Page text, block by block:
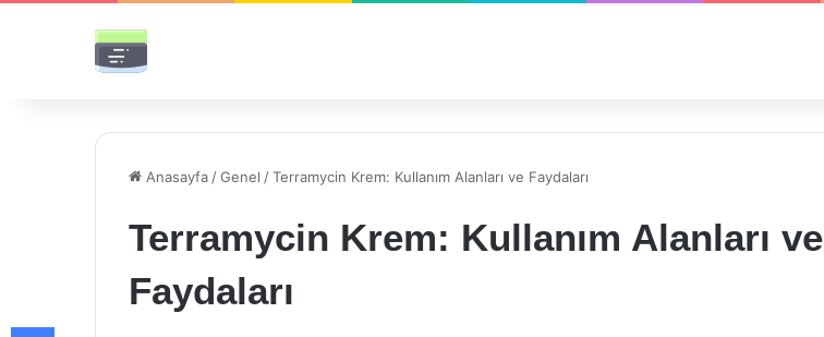
Anasayfa /Genel /Terramycin Krem: Kullanım Alanları ve Faydaları
Terramycin Krem: Kullanım Alanları ve
Faydaları
Facebook